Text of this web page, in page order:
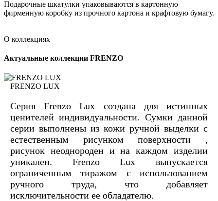
Подарочные шкатулки упаковываются в картонную
фирменную коробку из прочного картона и крафтовую бумагу.
О коллекциях
Актуальные коллекции FRENZO
FRENZO LUX
Серия Frenzo Lux создана для истинных
ценителей индивидуальности. Сумки данной
серии выполнены из кожи ручной выделки с
естественным рисунком поверхности ,
рисунок неоднороден и на каждом изделии
уникален. Frenzo Lux выпускается
ограниченным тиражом с использованием
ручного труда, что добавляет
исключительности ее обладателю.